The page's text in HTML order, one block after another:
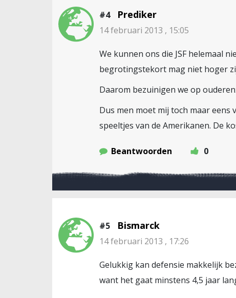
#4 Prediker
14 februari 2013 , 15:05
We kunnen ons die JSF helemaal
begrotingstekort mag niet hoger
Daarom bezuinigen we op
Dus men moet mij toch maar
speeltjes van de Amerikanen. De
Beantwoorden 0
#5 Bismarck
14 februari 2013 , 17:26
Gelukkig kan defensie makkelijk
want het gaat minstens 4,5 jaar